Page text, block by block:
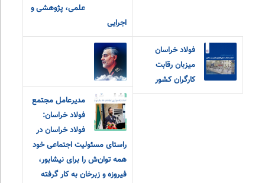
علمی، پژوهشی و
اجرایی
فولاد خراسان
میزبان رقابت
کارگران کشور
مدیرعامل مجتمع
فولاد خراسان:
فولاد خراسان در
راستای مسئولیت اجتماعی خود
همه توان‌ش را برای نیشابور،
فیروزه و زبرخان به کار گرفته